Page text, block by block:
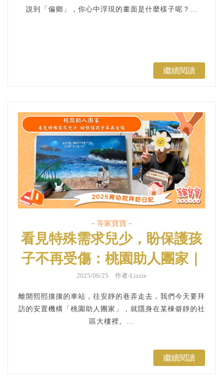
說到「偏鄉」，你心中浮現的畫面是什麼樣子呢？...
繼續閱讀
－等家寶寶－
看見特殊需求兒少，盼保護孩
子不再受傷：桃園助人團家｜
育幼院拜訪日記
2025/06/25 作者-Lizzie
離開熙熙攘攘的車站，往安靜的巷弄走去，我們今天要拜
訪的安置機構「桃園助人團家」，就隱身在某棟僻靜的社
區大樓裡。...
繼續閱讀